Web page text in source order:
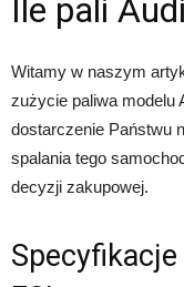
Ile pali
Witamy w naszym
zużycie paliwa modelu
dostarczenie Państwu
spalania tego
decyzji zakupowej.